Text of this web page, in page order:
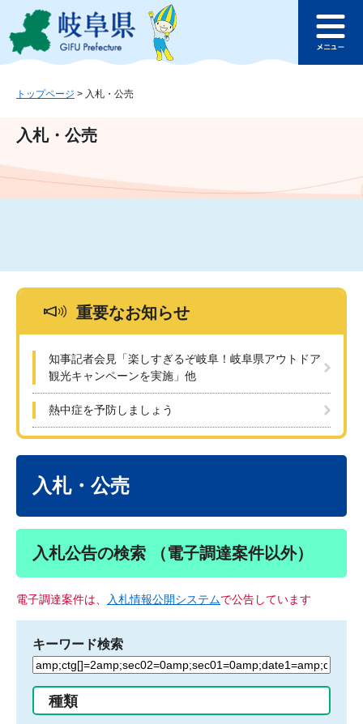
ジ
ュ
文
このページの本文へ
ュ
トップページ > 入札・公売
入札・公売
重要なお知らせ
知事記者会見「楽しすぎるぞ岐阜！岐阜県アウトドア
観光キャンペーンを実施」他
熱中症を予防しましょう
入札・公売
入札公告の検索 （電子調達案件以外）
電子調達案件は、 入札情報公開システムで公告しています
キーワード検索
検
る
種類